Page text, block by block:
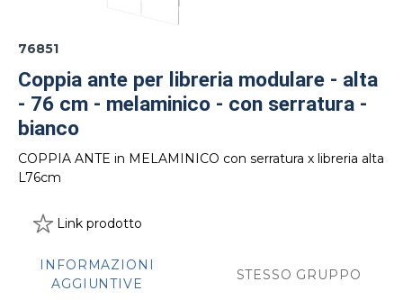
76851
Coppia ante per libreria modulare - alta
- 76 cm - melaminico - con serratura -
bianco
COPPIA ANTE in MELAMINICO con serratura x libreria alta
L76cm
Link prodotto
INFORMAZIONI
AGGIUNTIVE
STESSO GRUPPO